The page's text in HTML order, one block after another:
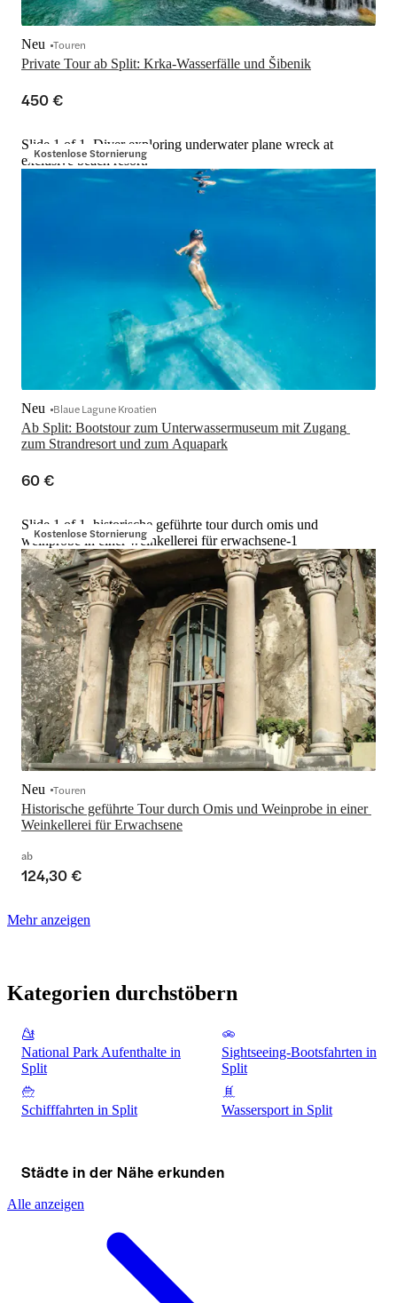
Private Tour ab Split: Krka-Wasserfälle und Šibenik
Neu Touren
450 €
Kostenlose Stornierung
Slide 1 of 1, Diver exploring underwater plane wreck at
exclusive beach resort.
Ab Split: Bootstour zum Unterwassermuseum mit Zugang
zum Strandresort und zum Aquapark
Neu Blaue Lagune Kroatien
60 €
Kostenlose Stornierung
Slide 1 of 1, historische geführte tour durch omis und
weinprobe in einer weinkellerei für erwachsene-1
Historische geführte Tour durch Omis und Weinprobe in einer
Weinkellerei für Erwachsene
Neu Touren
ab
124,30 €
Mehr anzeigen
Kategorien durchstöbern
National Park Aufenthalte in
Split
Sightseeing-Bootsfahrten in
Split
Schifffahrten in Split Wassersport in Split
Städte in der Nähe erkunden
Alle anzeigen